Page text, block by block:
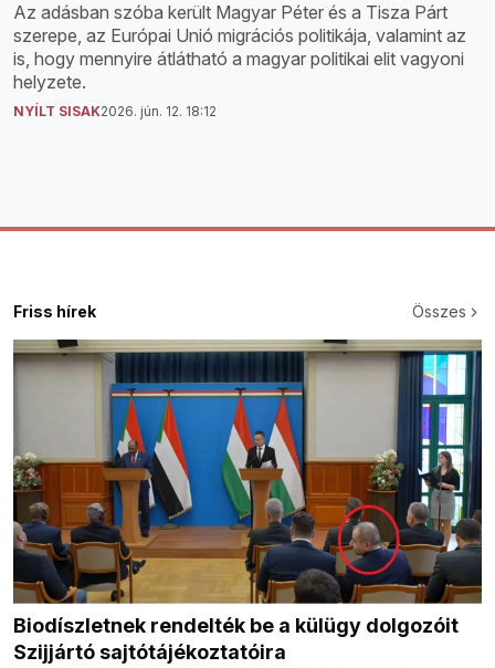
Az adásban szóba került Magyar Péter és a Tisza Párt
szerepe, az Európai Unió migrációs politikája, valamint az
is, hogy mennyire átlátható a magyar politikai elit vagyoni
helyzete.
NYÍLT SISAK2026. jún. 12. 18:12
Friss hírek Összes
Biodíszletnek rendelték be a külügy dolgozóit
Szijjártó sajtótájékoztatóira